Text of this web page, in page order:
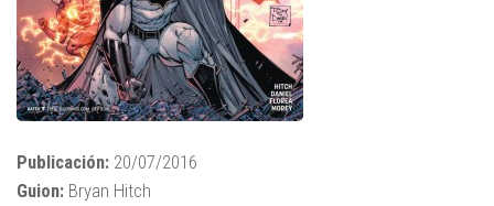
Publicación: 20/07/2016
Guion: Bryan Hitch